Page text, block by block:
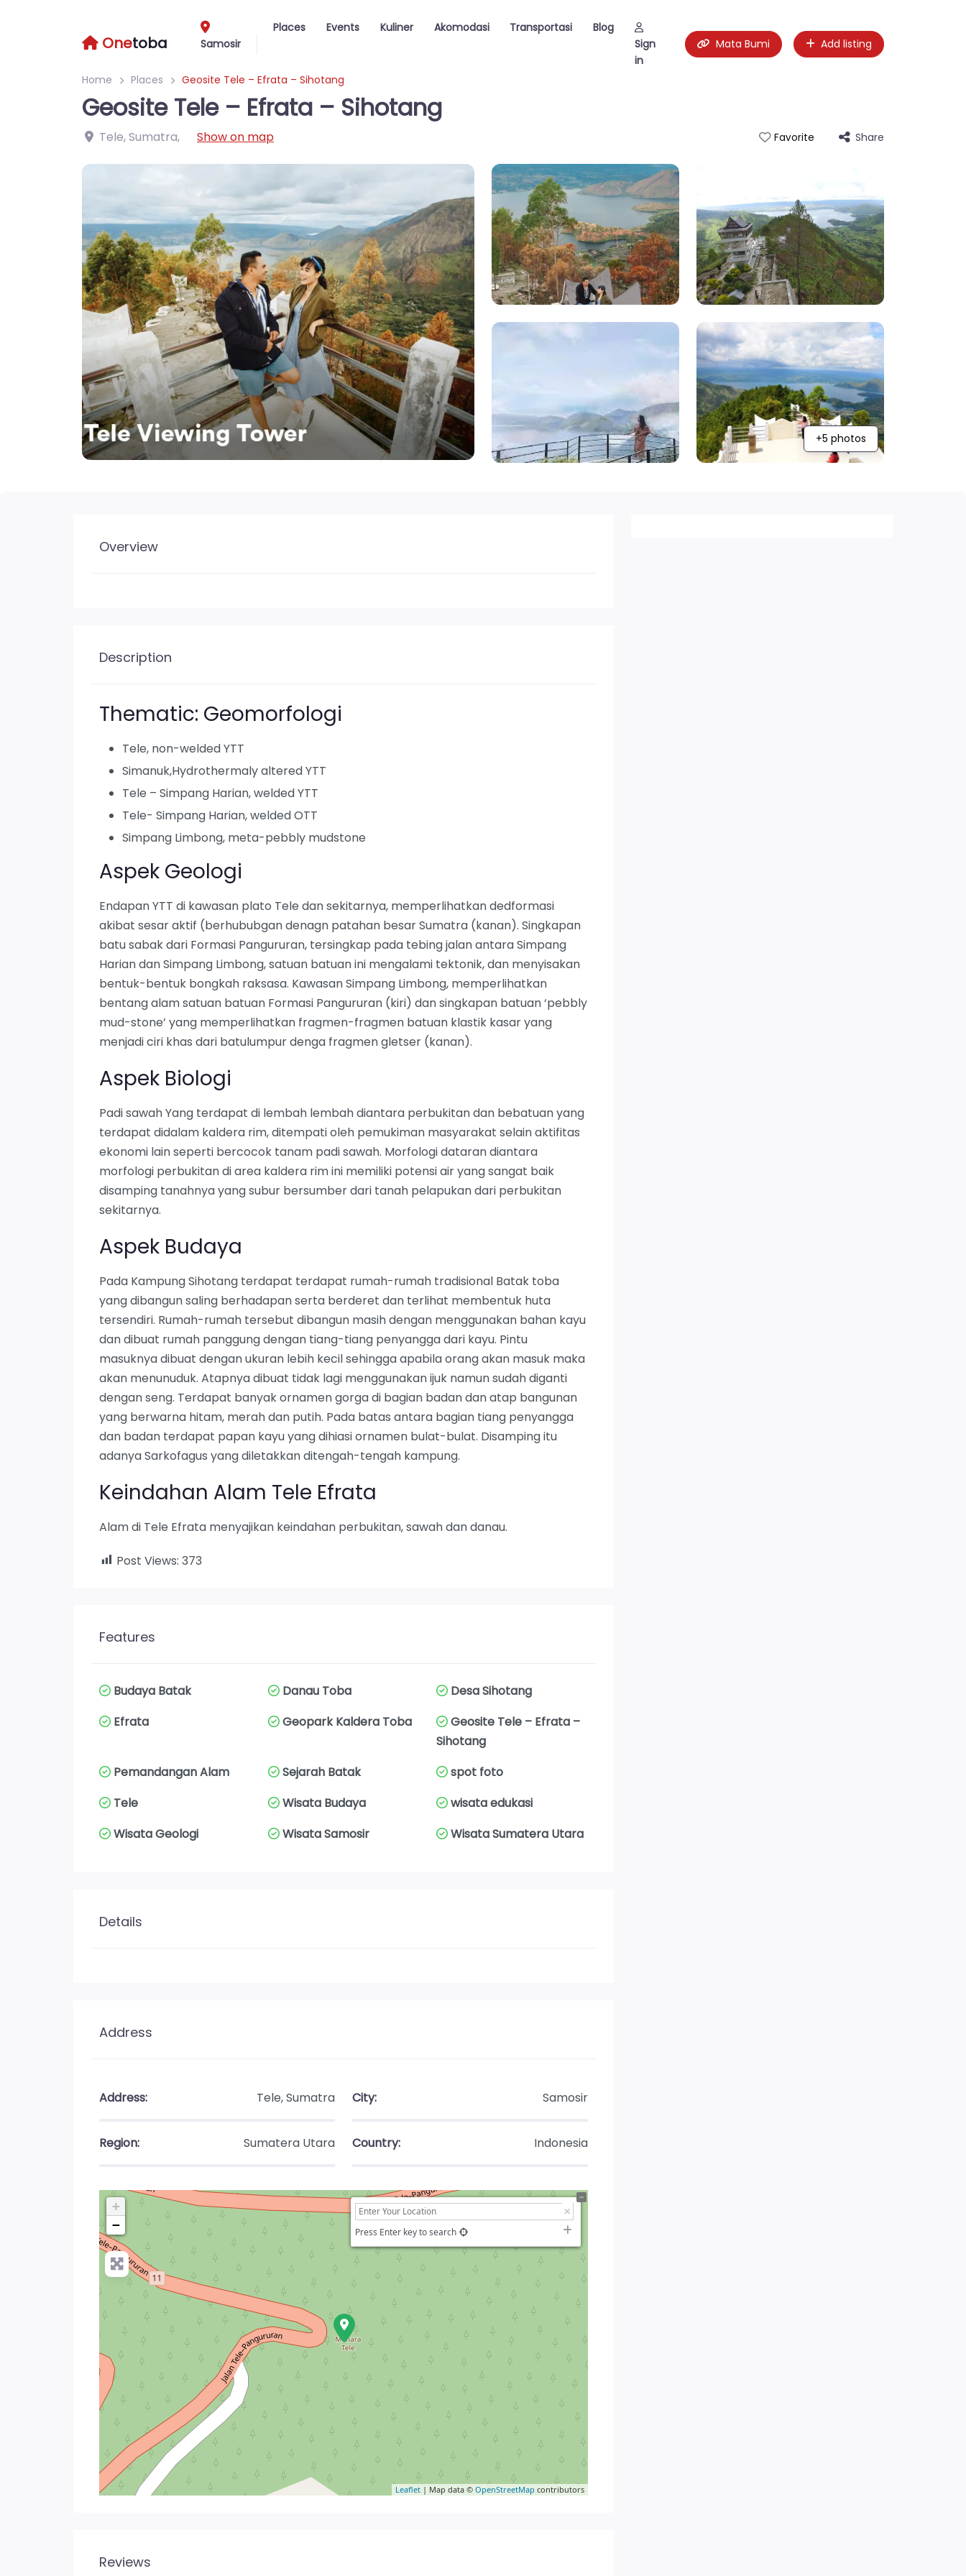
Onetoba Samosir
Places Events Kuliner Akomodasi Transportasi
Blog
Sign
in
Mata Bumi Add listing
Home Places Geosite Tele – Efrata – Sihotang
Geosite Tele – Efrata – Sihotang
Tele, Sumatra, Show on map Favorite Share
+5 photos
Overview
Description
Thematic: Geomorfologi
Tele, non-welded YTT
Simanuk,Hydrothermaly altered YTT
Tele – Simpang Harian, welded YTT
Tele- Simpang Harian, welded OTT
Simpang Limbong, meta-pebbly mudstone
Aspek Geologi
Endapan YTT di kawasan plato Tele dan sekitarnya, memperlihatkan dedformasi
akibat sesar aktif (berhububgan denagn patahan besar Sumatra (kanan). Singkapan
batu sabak dari Formasi Pangururan, tersingkap pada tebing jalan antara Simpang
Harian dan Simpang Limbong, satuan batuan ini mengalami tektonik, dan menyisakan
bentuk-bentuk bongkah raksasa. Kawasan Simpang Limbong, memperlihatkan
bentang alam satuan batuan Formasi Pangururan (kiri) dan singkapan batuan ‘pebbly
mud-stone’ yang memperlihatkan fragmen-fragmen batuan klastik kasar yang
menjadi ciri khas dari batulumpur denga fragmen gletser (kanan).
Aspek Biologi
Padi sawah Yang terdapat di lembah lembah diantara perbukitan dan bebatuan yang
terdapat didalam kaldera rim, ditempati oleh pemukiman masyarakat selain aktifitas
ekonomi lain seperti bercocok tanam padi sawah. Morfologi dataran diantara
morfologi perbukitan di area kaldera rim ini memiliki potensi air yang sangat baik
disamping tanahnya yang subur bersumber dari tanah pelapukan dari perbukitan
sekitarnya.
Aspek Budaya
Pada Kampung Sihotang terdapat terdapat rumah-rumah tradisional Batak toba
yang dibangun saling berhadapan serta berderet dan terlihat membentuk huta
tersendiri. Rumah-rumah tersebut dibangun masih dengan menggunakan bahan kayu
dan dibuat rumah panggung dengan tiang-tiang penyangga dari kayu. Pintu
masuknya dibuat dengan ukuran lebih kecil sehingga apabila orang akan masuk maka
akan menunuduk. Atapnya dibuat tidak lagi menggunakan ijuk namun sudah diganti
dengan seng. Terdapat banyak ornamen gorga di bagian badan dan atap bangunan
yang berwarna hitam, merah dan putih. Pada batas antara bagian tiang penyangga
dan badan terdapat papan kayu yang dihiasi ornamen bulat-bulat. Disamping itu
adanya Sarkofagus yang diletakkan ditengah-tengah kampung.
Keindahan Alam Tele Efrata
Alam di Tele Efrata menyajikan keindahan perbukitan, sawah dan danau.
Post Views: 373
Features
Budaya Batak Danau Toba
Desa Sihotang
Efrata
Geopark Kaldera Toba
Geosite Tele – Efrata –
Sihotang
Pemandangan Alam
Sejarah Batak
spot foto
Tele
Wisata Budaya
wisata edukasi
Wisata Geologi
Wisata Samosir Wisata Sumatera Utara
Details
Address
Address: Tele, Sumatra City: Samosir
Region: Sumatera Utara Country: Indonesia
+
−
Press Enter key to search
Leaflet | Map data © OpenStreetMap contributors
Reviews